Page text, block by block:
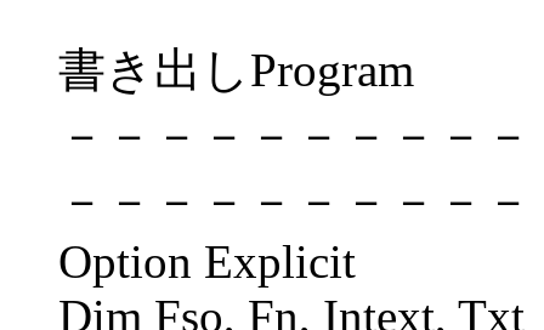
書き出しProgram
－－－－－－－－－
－－－－－－－－－
Option Explicit
Dim Fso, Fn, Intext, Txt